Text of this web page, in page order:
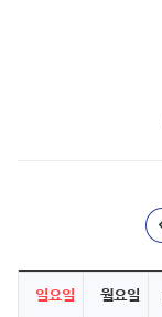
일요일 월요일